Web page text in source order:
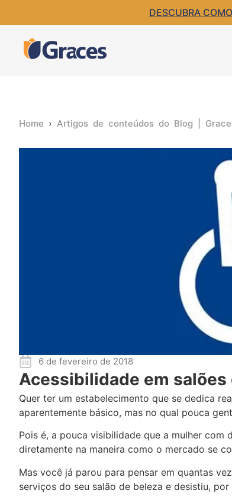
DESCUBRA
Home › Artigos de conteúdos do Blog |
6 de fevereiro de 2018
Acessibilidade em salões
Quer ter um estabelecimento que se dedica
aparentemente básico, mas no qual pouca
Pois é, a pouca visibilidade que a mulher com
diretamente na maneira como o mercado se
Mas você já parou para pensar em quantas
serviços do seu salão de beleza e desistiu,